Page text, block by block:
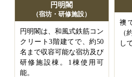
円明閣
（宿坊・研修施設）
円明閣は、和風式鉄筋コン
クリート3階建てで、約50
名まで収容可能な宿坊及び
研修施設棟。1棟使用可
能。
襖
（
し